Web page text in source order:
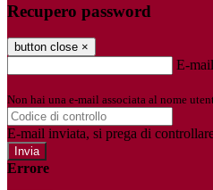
Recupero password
button close ×
E-mail
Non hai una e-mail associata al nome
E-mail inviata, si prega di
Errore